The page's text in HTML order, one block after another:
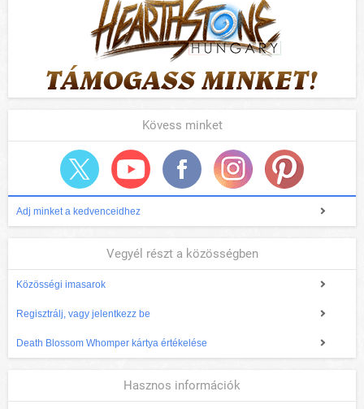
Kövess minket
Adj minket a kedvenceidhez
Vegyél részt a közösségben
Közösségi imasarok
Regisztrálj, vagy jelentkezz be
Death Blossom Whomper kártya értékelése
Hasznos információk